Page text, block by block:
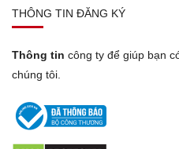
THÔNG TIN ĐĂNG KÝ
Thông tin công ty để giúp bạn
chúng tôi.